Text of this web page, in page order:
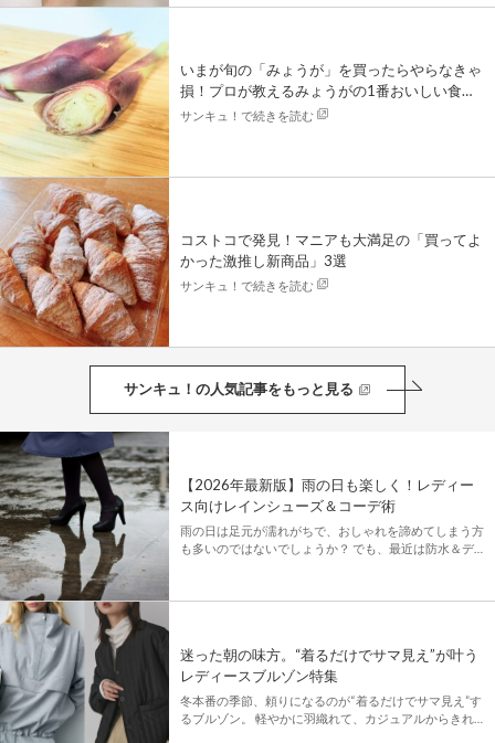
いまが旬の「みょうが」を買ったらやらなきゃ
損！プロが教えるみょうがの1番おいしい食べ
方
サンキュ！で続きを読む
コストコで発見！マニアも大満足の「買ってよ
かった激推し新商品」3選
サンキュ！で続きを読む
サンキュ！の人気記事をもっと見る
【2026年最新版】雨の日も楽しく！レディー
ス向けレインシューズ＆コーデ術
雨の日は足元が濡れがちで、おしゃれを諦めてしまう方
も多いのではないでしょうか？ でも、最近は防水＆デ
機能性」を […]
迷った朝の味方。“着るだけでサマ見え”が叶う
レディースブルゾン特集
冬本番の季節、頼りになるのが“着るだけでサマ見え”す
るブルゾン。 軽やかに羽織れて、カジュアルからきれ